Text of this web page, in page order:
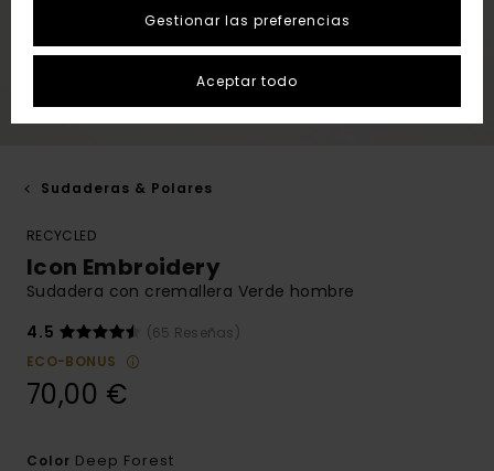
Sudaderas & Polares
RECYCLED
Icon Embroidery
Sudadera con cremallera Verde hombre
4.5
(65 Reseñas)
ECO-BONUS
70,00 €
Color Deep Forest
Gestionar las preferencias
Aceptar todo